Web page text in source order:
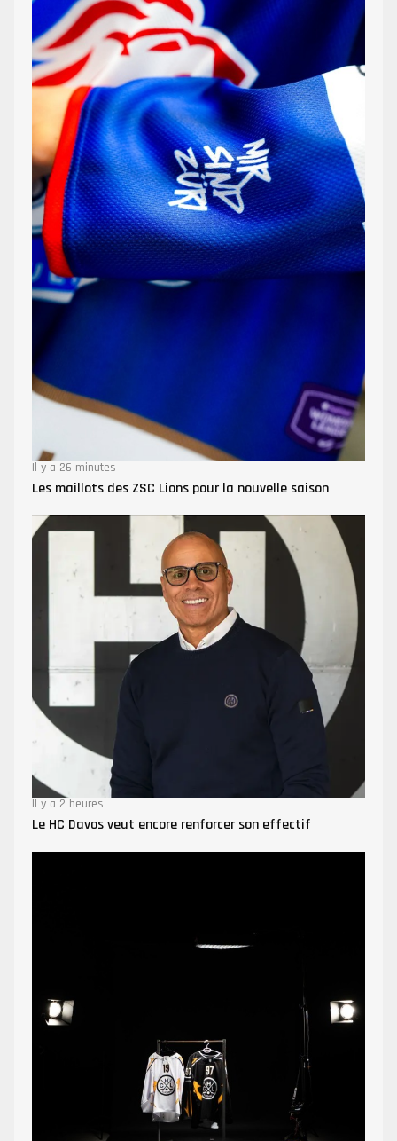
Il y a 26 minutes
Les maillots des ZSC Lions pour la nouvelle saison
Il y a 2 heures
Le HC Davos veut encore renforcer son effectif